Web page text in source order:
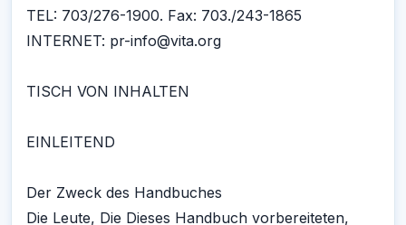
TEL: 703/276-1900. Fax: 703./243-1865
INTERNET: pr-info@vita.org
TISCH VON INHALTEN
EINLEITEND
Der Zweck des Handbuches
Die Leute, Die Dieses Handbuch vorbereiteten,